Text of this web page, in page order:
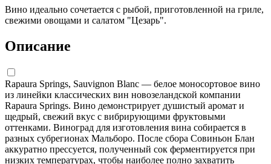
Вино идеально сочетается с рыбой, приготовленной на гриле,
свежими овощами и салатом "Цезарь".
Описание
Rapaura Springs, Sauvignon Blanc — белое моносортовое вино
из линейки классических вин новозеландской компании
Rapaura Springs. Вино демонстрирует душистый аромат и
щедрый, свежий вкус с вибрирующими фруктовыми
оттенками. Виноград для изготовления вина собирается в
разных субрегионах Мальборо. После сбора Совиньон Блан
аккуратно прессуется, полученный сок ферментируется при
низких температурах, чтобы наиболее полно захватить